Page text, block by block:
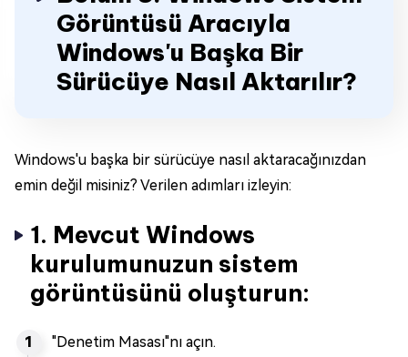
Görüntüsü Aracıyla
Windows'u Başka Bir
Sürücüye Nasıl Aktarılır?
Windows'u başka bir sürücüye nasıl aktaracağınızdan
emin değil misiniz? Verilen adımları izleyin:
1. Mevcut Windows
kurulumunuzun sistem
görüntüsünü oluşturun:
"Denetim Masası"nı açın.